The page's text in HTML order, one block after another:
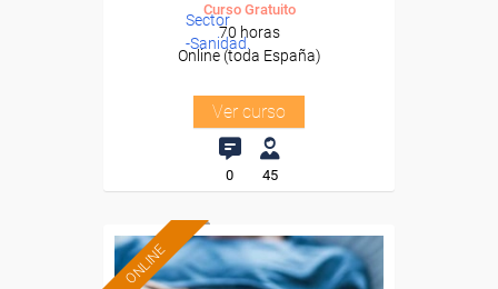
Sector
-Sanidad.
Curso Gratuito
70 horas
Online (toda España)
Ver curso
0 45
ONLINE